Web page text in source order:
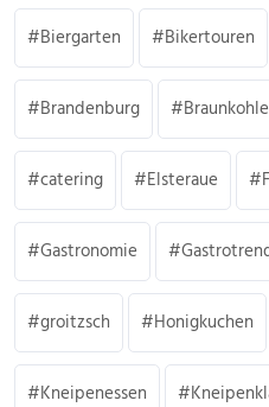
Biergarten Bikertouren
Brandenburg Braunkohle
catering Elsteraue
Gastronomie
groitzsch Honigkuchen
Kneipenessen